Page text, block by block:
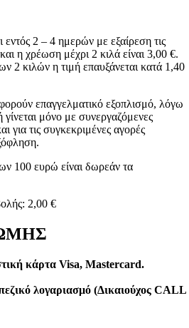
2 – 4 ημερών με εξαίρεση τις
η χρέωση μέχρι 2 κιλά είναι 3,00 €.
2 κιλών η τιμή επαυξάνεται κατά 1,40
επαγγελματικό εξοπλισμό, λόγω
μόνο με συνεργαζόμενες
για τις συγκεκριμένες αγορές
100 ευρώ είναι δωρεάν τα
2,00 €
κάρτα Visa, Mastercard.
λογαριασμό (Δικαιούχος CALL